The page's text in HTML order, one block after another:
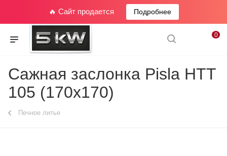
🔥 Сайт продается Подробнее
0
Сажная заслонка Pisla HTT
105 (170x170)
Печное литье